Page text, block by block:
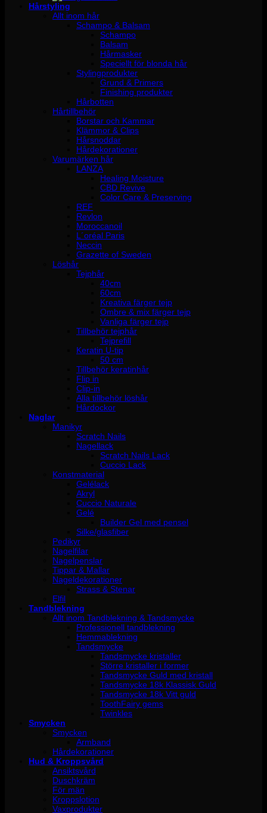
Hårstyling
Allt inom hår
Schampo & Balsam
Schampo
Balsam
Hårmasker
Speciellt för blonda hår
Stylingprodukter
Grund & Primers
Finishing produkter
Hårbotten
Hårtillbehör
Borstar och Kammar
Klämmor & Clips
Hårsnoddar
Hårdekorationer
Varumärken hår
LANZA
Healing Moisture
CBD Revive
Color Care & Preserving
REF
Revlon
Moroccanoil
L´oréal Paris
Neccin
Grazette of Sweden
Löshår
Tejphår
40cm
60cm
Kreativa färger tejp
Ombre & mix färger tejp
Vanliga färger tejp
Tillbehör tejphår
Tejprefill
Keratin U-tip
50 cm
Tillbehör keratinhår
Flip in
Clip-in
Alla tillbehör löshår
Hårdockor
Naglar
Manikyr
Scratch Nails
Nagellack
Scratch Nails Lack
Cuccio Lack
Konstmaterial
Gelélack
Akryl
Cuccio Naturale
Gelé
Builder Gel med pensel
Silke/glasfiber
Pedikyr
Nagelfilar
Nagelpenslar
Tippar & Mallar
Nageldekorationer
Strass & Stenar
Elfil
Tandblekning
Allt inom Tandblekning & Tandsmycke
Professionell tandblekning
Hemmablekning
Tandsmycke
Tandsmycke kristaller
Större kristaller i former
Tandsmycke Guld med kristall
Tandsmycke 18k Klassisk Guld
Tandsmycke 18k Vitt guld
ToothFairy gems
Twinkles
Smycken
Smycken
Armband
Hårdekorationer
Hud & Kroppsvård
Ansiktsvård
Duschkräm
För män
Kroppslotion
Vaxprodukter